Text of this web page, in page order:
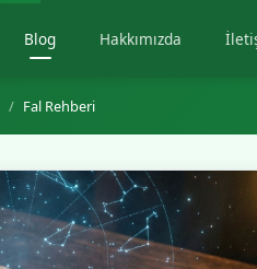
Blog Hakkımızda
Fal Rehberi